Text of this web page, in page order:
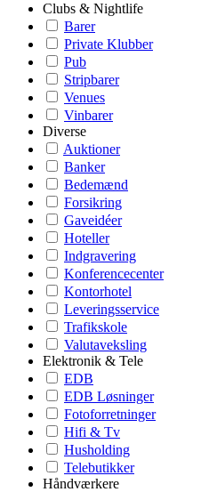
Clubs & Nightlife
Barer
Private Klubber
Pub
Stripbarer
Venues
Vinbarer
Diverse
Auktioner
Banker
Bedemænd
Forsikring
Gaveidéer
Hoteller
Indgravering
Konferencecenter
Kontorhotel
Leveringsservice
Trafikskole
Valutaveksling
Elektronik & Tele
EDB
EDB Løsninger
Fotoforretninger
Hifi & Tv
Husholding
Telebutikker
Håndværkere